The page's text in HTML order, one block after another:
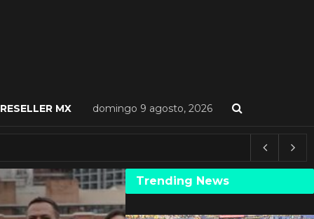
RESELLER MX domingo 9 agosto, 2026
Trending News